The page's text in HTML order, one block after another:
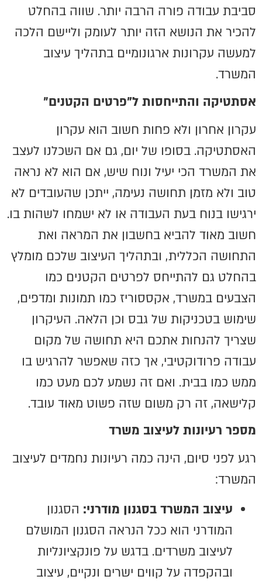
סביבת עבודה פורה הרבה יותר. שווה בהחלט
להכיר את הנושא הזה יותר לעומק וליישם הלכה
למעשה עקרונות ארגונומיים בתהליך עיצוב
המשרד.
אסתטיקה והתייחסות ל"פרטים הקטנים״
עקרון אחרון ולא פחות חשוב הוא עקרון
האסתטיקה. בסופו של יום, גם אם השכלנו לעצב
את המשרד הכי יעיל ונוח שיש, אם הוא לא נראה
טוב ולא מזמן תחושה נעימה, ייתכן שהעובדים לא
ירגישו בנוח בעת העבודה או לא ישמחו לשהות בו.
חשוב מאוד להביא בחשבון את המראה ואת
התחושה הכללית, ובתהליך העיצוב שלכם מומלץ
בהחלט גם להתייחס לפרטים הקטנים כמו
הצבעים במשרד, אקססוריז כמו תמונות ומדפים,
שימוש בטכניקות של גבס וכן הלאה. העיקרון
שצריך להנחות אתכם היא תחושה של מקום
עבודה פרודוקטיבי, אך כזה שאפשר להרגיש בו
ממש כמו בבית. ואם זה נשמע לכם מעט כמו
קלישאה, זה רק משום שזה פשוט מאוד עובד.
מספר רעיונות לעיצוב משרד
רגע לפני סיום, הינה כמה רעיונות נחמדים לעיצוב
המשרד:
עיצוב המשרד בסגנון מודרני: הסגנון
המודרני הוא ככל הנראה הסגנון המושלם
לעיצוב משרדים. בדגש על פונקציונליות
ובהקפדה על קווים ישרים ונקיים, עיצוב